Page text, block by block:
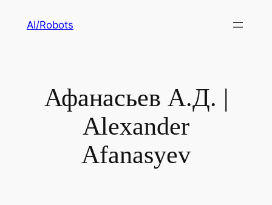
AI/Robots
Афанасьев А.Д. |
Alexander
Afanasyev